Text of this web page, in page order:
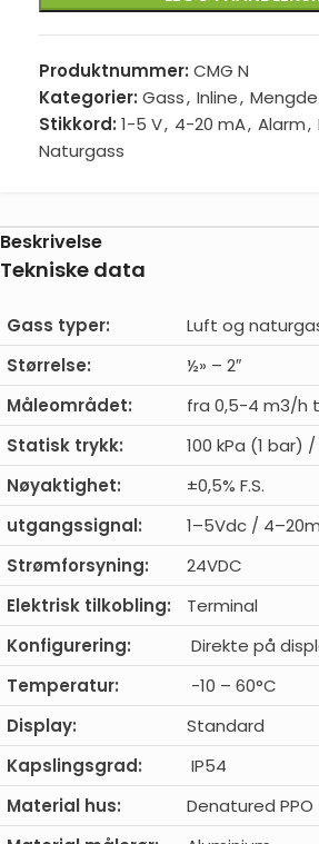
Produktnummer: CMG N
Kategorier: Gass, Inline, Mengde
Stikkord: 1-5 V, 4-20 mA, Alarm,
Naturgass
Beskrivelse
Tekniske data
Gass typer:
Luft og
Størrelse:
½» – 2″
Måleområdet:
fra 0,5-4 m3/h
Statisk trykk:
100 kPa (1 bar)
Nøyaktighet:
±0,5% F.S.
utgangssignal:
1–5Vdc /
Strømforsyning:
24VDC
Elektrisk tilkobling:
Terminal
Konfigurering:
Direkte på
Temperatur:
-10 – 60°C
Display:
Standard
Kapslingsgrad:
IP54
Material hus:
Denatured PPO